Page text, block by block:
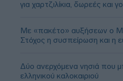
για χαρτζιλίκια, δωρεές και
Με «πακέτο» αυξήσεων ο
Στόχος η συσπείρωση και η
Δύο ανερχόμενα νησιά που
ελληνικού καλοκαιριού